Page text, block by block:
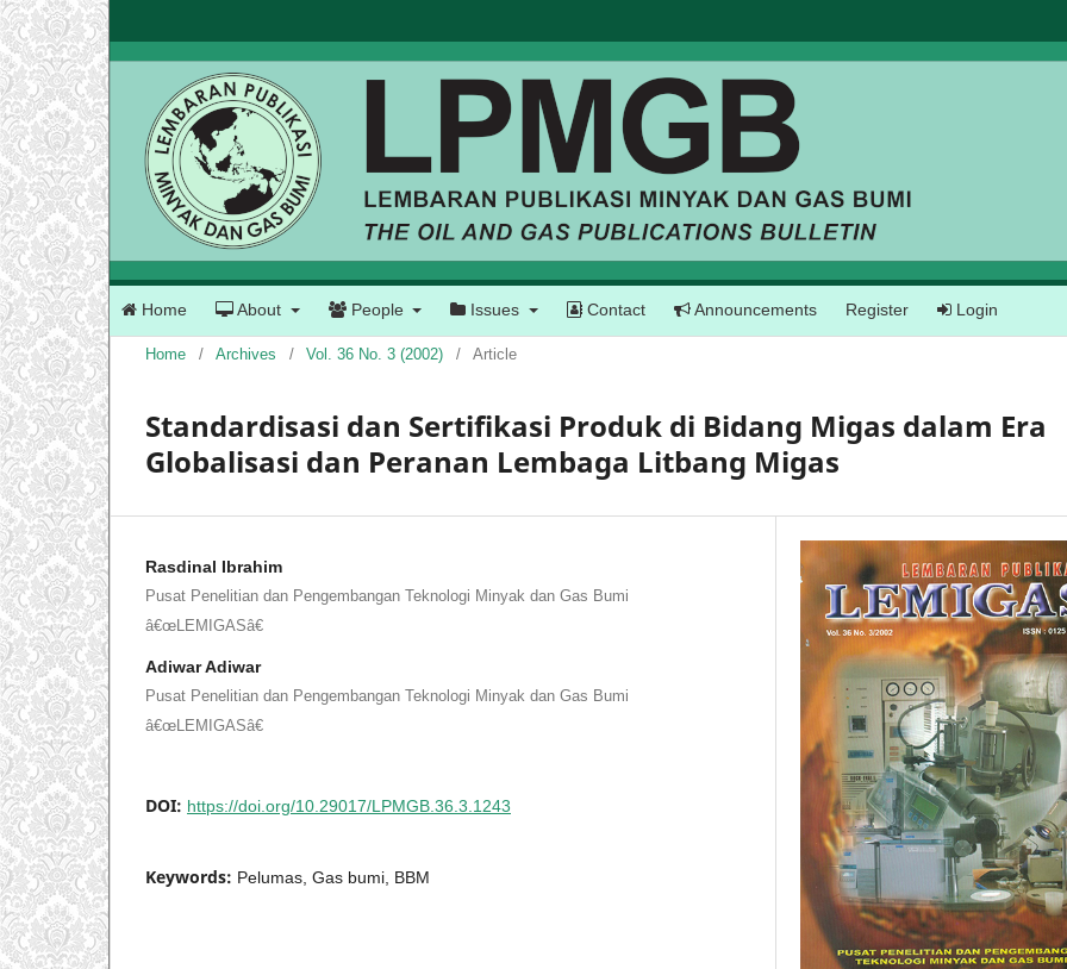
Home About People Issues Contact Announcements Register Login
Home / Archives / Vol. 36 No. 3 (2002) / Article
Standardisasi dan Sertifikasi Produk di Bidang Migas dalam Era
Globalisasi dan Peranan Lembaga Litbang Migas
Rasdinal Ibrahim
Pusat Penelitian dan Pengembangan Teknologi Minyak dan Gas Bumi
â€œLEMIGASâ€
Adiwar Adiwar
Pusat Penelitian dan Pengembangan Teknologi Minyak dan Gas Bumi
â€œLEMIGASâ€
DOI: https://doi.org/10.29017/LPMGB.36.3.1243
Keywords: Pelumas, Gas bumi, BBM